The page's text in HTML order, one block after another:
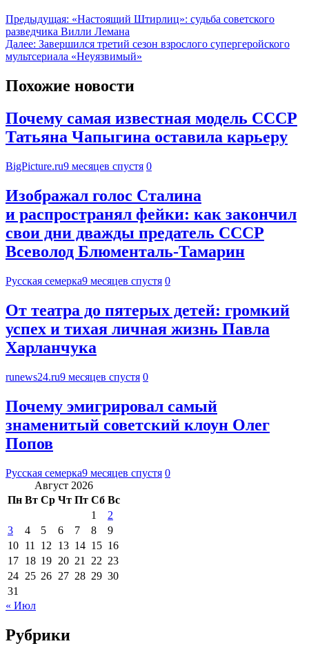
Предыдущая: «Настоящий Штирлиц»: судьба советского
разведчика Вилли Лемана
Далее: Завершился третий сезон взрослого супергеройского
мультсериала «Неуязвимый»
Похожие новости
Почему самая известная модель СССР
Татьяна Чапыгина оставила карьеру
BigPicture.ru9 месяцев спустя 0
Изображал голос Сталина
и распространял фейки: как закончил
свои дни дважды предатель СССР
Всеволод Блюменталь-Тамарин
Русская семерка9 месяцев спустя 0
От театра до пятерых детей: громкий
успех и тихая личная жизнь Павла
Харланчука
runews24.ru9 месяцев спустя 0
Почему эмигрировал самый
знаменитый советский клоун Олег
Попов
Русская семерка9 месяцев спустя 0
Август 2026
Пн Вт Ср Чт Пт Сб Вс
1
2
3
4 5 6 7 8
9
10 11 12 13 14 15 16
17 18 19 20 21 22 23
24 25 26 27 28 29 30
31
« Июл
Рубрики